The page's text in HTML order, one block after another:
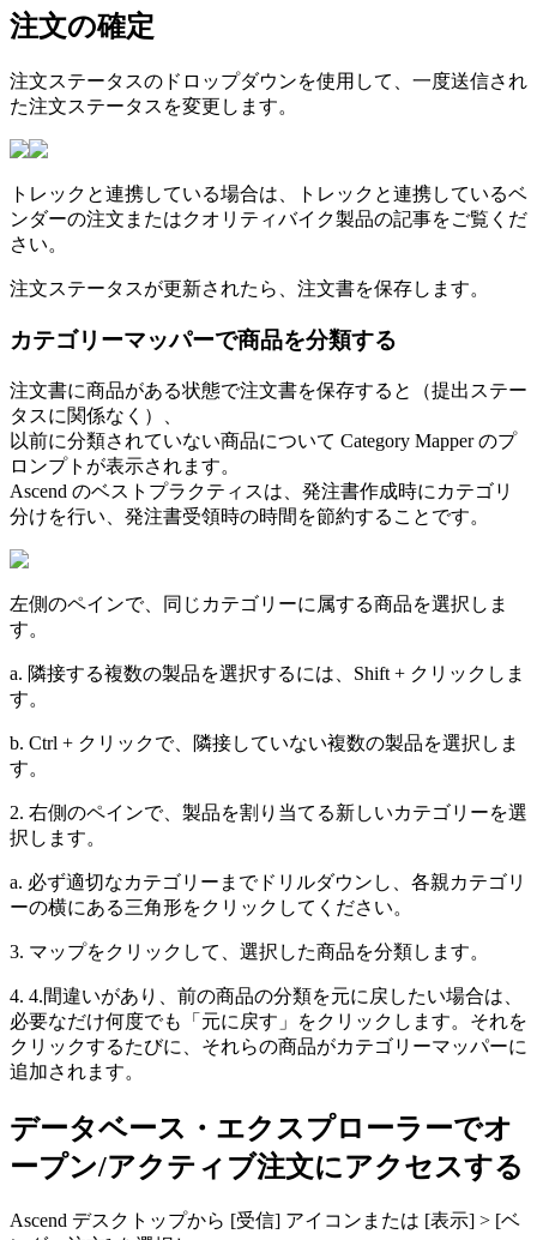
注文の確定
注文ステータ スの ド ロ ップダウ ンを使用 して 一度送信され
た注文ステータ ス を変更 し ま す。
ト レ ッ ク と連携している場合は ト レ ッ ク と連携しているベ
ンダーの注文 ま たはクオ リ テ ィバイ ク製品の記事をご覧 く だ
さ い。
注文ステータ スが更新された ら 注文書を保存し ま す。
カテゴリ ーマッパーで商品を分類する
注文書に商品がある状態で注文書を保存する と （提出 ステー
タ スに関係な く ）
以前に分類されていない商品について Category Mapper のプ
ロ ンプト が表示されま す。
Ascend のベス ト プラ クテ ィ スは 発注書作成時に カテゴリ
分けを行い 発注書受領時の時間 を節約する こ と です。
左側のペイ ンで、 同 じ カテゴリ ーに 属する商品を選択 し ま
す。
a. 隣接する複数の製品を選択するには Shift + ク リ ッ ク し ま
す。
b. Ctrl + ク リ ッ クで、 隣接していない複数の製品を選択 し ま
す。
2. 右側のペイ ンで、 製品を割 り 当て る新しいカテゴリ ーを選
択 し ま す。
a. 必ず適切なカテゴリ ー ま でド リ ルダウ ン し 各親カテゴリ
ーの横にある三角形をク リ ッ ク して く ださ い。
3. マップをク リ ッ ク して 選択 した商品を分類し ま す。
4. 4.間違いがあ り 前の商品の分類を元に 戻 したい場合は
必要なだけ何度でも 「 元に 戻す 」 をク リ ッ ク し ま す。 それを
ク リ ッ クするたびに それらの商品がカテゴリ ーマッパーに
追加されま す。
データベース ・ エクスプロ ーラ ーでオ
ープン/アクティ ブ注文にアクセスする
Ascend デス ク ト ップから [受信] アイ コ ン ま たは [表示] > [ベ